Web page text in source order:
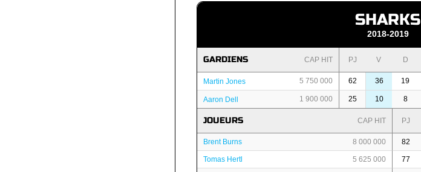
SHARKS
2018-2019
GARDIENS CAP HIT PJ V D
Martin Jones 5 750 000 62 36 19
Aaron Dell 1 900 000 25 10 8
JOUEURS CAP HIT PJ
Brent Burns 8 000 000 82
Tomas Hertl 5 625 000 77